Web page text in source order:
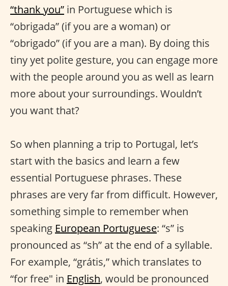
“thank you” in Portuguese which is
“obrigada” (if you are a woman) or
“obrigado” (if you are a man). By doing this
tiny yet polite gesture, you can engage more
with the people around you as well as learn
more about your surroundings. Wouldn’t
you want that?
So when planning a trip to Portugal, let’s
start with the basics and learn a few
essential Portuguese phrases. These
phrases are very far from difficult. However,
something simple to remember when
speaking European Portuguese: “s” is
pronounced as “sh” at the end of a syllable.
For example, “grátis,” which translates to
“for free" in English, would be pronounced